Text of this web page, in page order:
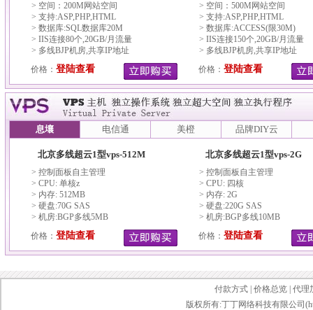
> 空间：200M网站空间
> 支持:ASP,PHP,HTML
> 数据库:SQL数据库20M
> IIS连接80个,20GB/月流量
> 多线BJP机房,共享IP地址
价格： 登陆查看
> 空间：500M网站空间
> 支持:ASP,PHP,HTML
> 数据库:ACCESS(限30M)
> IIS连接150个,20GB/月流量
> 多线BJP机房,共享IP地址
价格： 登陆查看
息壤 电信通 美橙 品牌DIY云
北京多线超云1型vps-512M
> 控制面板自主管理
> CPU: 单核z
> 内存: 512MB
> 硬盘:70G SAS
> 机房:BGP多线5MB
价格： 登陆查看
北京多线超云1型vps-2G
> 控制面板自主管理
> CPU: 四核
> 内存: 2G
> 硬盘:220G SAS
> 机房:BGP多线10MB
价格： 登陆查看
付款方式 价格总览 代理
版权所有:丁丁网络科技有限公司